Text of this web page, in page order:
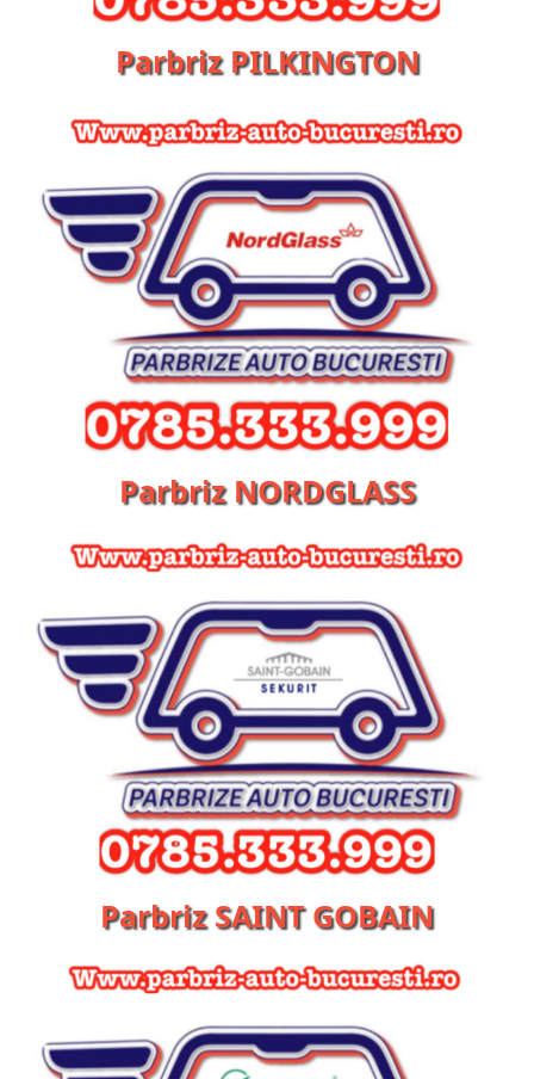
Parbriz PILKINGTON
Parbriz NORDGLASS
Parbriz SAINT GOBAIN